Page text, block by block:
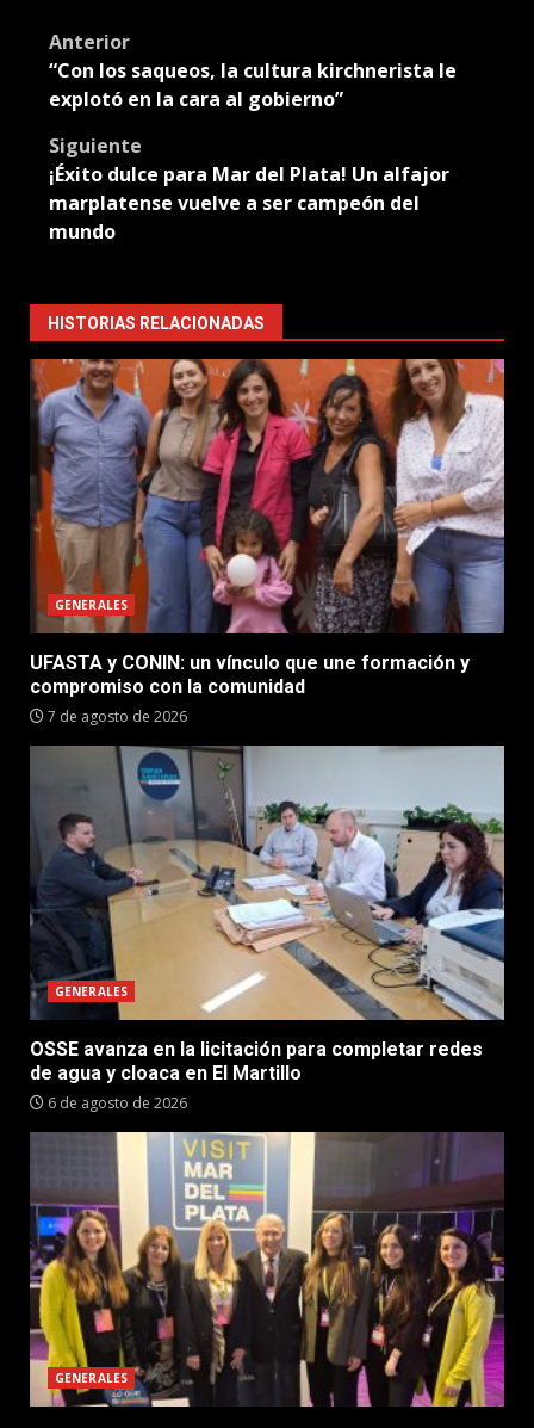
Post
navigation
Anterior
“Con los saqueos, la cultura kirchnerista le
explotó en la cara al gobierno”
Siguiente
¡Éxito dulce para Mar del Plata! Un alfajor
marplatense vuelve a ser campeón del
mundo
HISTORIAS RELACIONADAS
GENERALES
UFASTA y CONIN: un vínculo que une formación y
compromiso con la comunidad
7 de agosto de 2026
GENERALES
OSSE avanza en la licitación para completar redes
de agua y cloaca en El Martillo
6 de agosto de 2026
GENERALES